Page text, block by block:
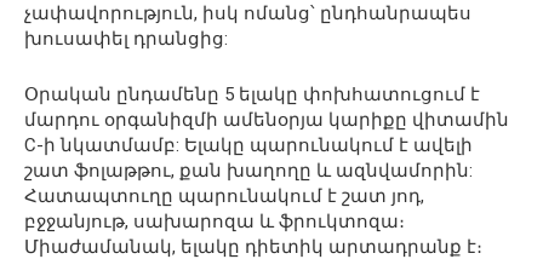
չափավորություն, իսկ ոմանց՝ ընդհանրապես
խուսափել դրանցից:
Օրական ընդամենը 5 ելակը փոխհատուցում է
մարդու օրգանիզմի ամենօրյա կարիքը վիտամին
C-ի նկատմամբ: Ելակը պարունակում է ավելի
շատ ֆոլաթթու, քան խաղողը և ազնվամորին:
Հատապտուղը պարունակում է շատ յոդ,
բջջանյութ, սախարոզա և ֆրուկտոզա։
Միաժամանակ, ելակը դիետիկ արտադրանք է։